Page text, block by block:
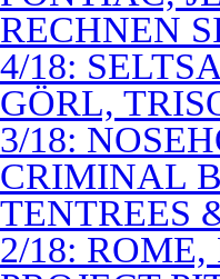
RECHNEN
4/18:
GÖRL,
3/18:
CRIMINAL
TENTREES
2/18: